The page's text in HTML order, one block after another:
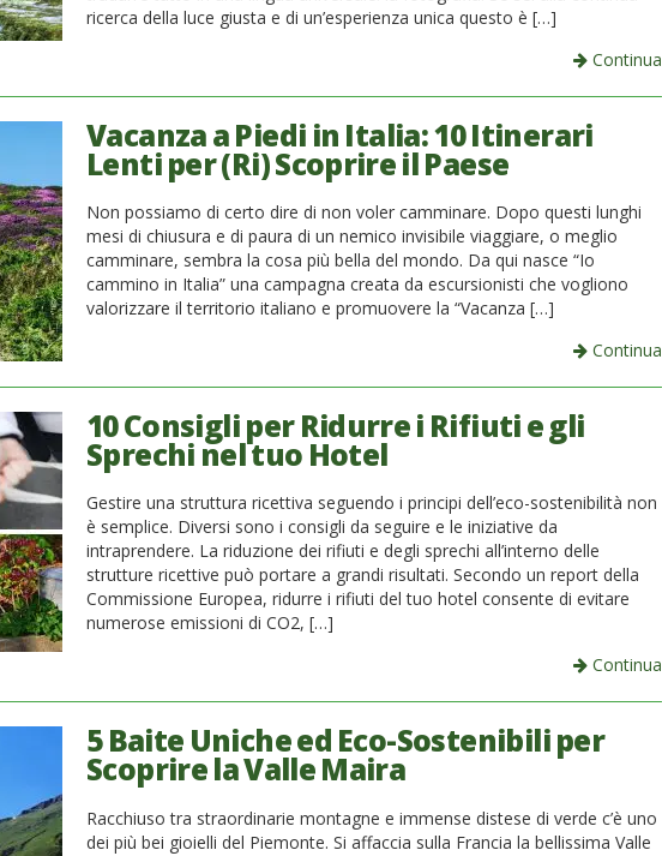
ricerca della luce giusta e di un’esperienza unica questo è […]
Continua
Vacanza a Piedi in Italia: 10 Itinerari
Lenti per (Ri) Scoprire il Paese
Non possiamo di certo dire di non voler camminare. Dopo questi lunghi
mesi di chiusura e di paura di un nemico invisibile viaggiare, o meglio
camminare, sembra la cosa più bella del mondo. Da qui nasce “Io
cammino in Italia” una campagna creata da escursionisti che vogliono
valorizzare il territorio italiano e promuovere la “Vacanza […]
Continua
10 Consigli per Ridurre i Rifiuti e gli
Sprechi nel tuo Hotel
Gestire una struttura ricettiva seguendo i principi dell’eco-sostenibilità non
è semplice. Diversi sono i consigli da seguire e le iniziative da
intraprendere. La riduzione dei rifiuti e degli sprechi all’interno delle
strutture ricettive può portare a grandi risultati. Secondo un report della
Commissione Europea, ridurre i rifiuti del tuo hotel consente di evitare
numerose emissioni di CO2, […]
Continua
5 Baite Uniche ed Eco-Sostenibili per
Scoprire la Valle Maira
Racchiuso tra straordinarie montagne e immense distese di verde c’è uno
dei più bei gioielli del Piemonte. Si affaccia sulla Francia la bellissima Valle